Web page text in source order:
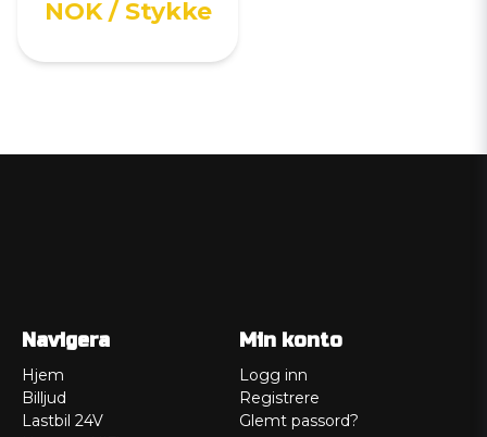
NOK / Stykke
Navigera
Hjem
Billjud
Lastbil 24V
Min konto
Logg inn
Registrere
Glemt passord?